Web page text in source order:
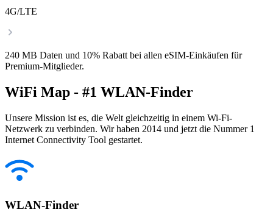
4G/LTE
240 MB Daten und 10% Rabatt bei allen eSIM-Einkäufen für
Premium-Mitglieder.
WiFi Map - #1 WLAN-Finder
Unsere Mission ist es, die Welt gleichzeitig in einem Wi-Fi-
Netzwerk zu verbinden. Wir haben 2014 und jetzt die Nummer 1
Internet Connectivity Tool gestartet.
WLAN-Finder